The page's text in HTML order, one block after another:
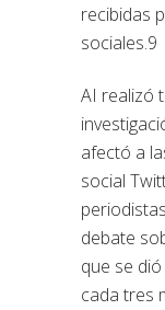
recibidas
sociales.9
AI realizó
afectó a
social
debate
que se
cada tres